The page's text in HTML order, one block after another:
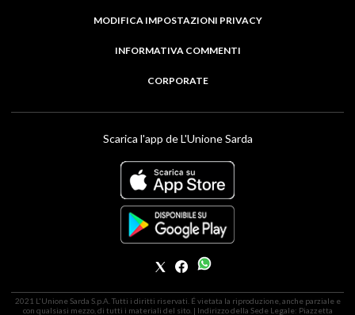
MODIFICA IMPOSTAZIONI PRIVACY
INFORMATIVA COMMENTI
CORPORATE
Scarica l'app de L'Unione Sarda
2021 L'Unione Sarda S.p.A. Tutti i diritti riservati. É vietata la riproduzione, anche parziale e
con qualsiasi mezzo, di tutti i materiali del sito. | Indirizzo della Sede Legale: Piazzetta